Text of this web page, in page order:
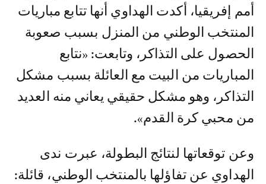
أمم إفريقيا، أكدت الهداوي أنها تتابع مباريات
المنتخب الوطني من المنزل بسبب صعوبة
الحصول على التذاكر، وتابعت: «نتابع
المباريات من البيت مع العائلة بسبب مشكل
التذاكر، وهو مشكل حقيقي يعاني منه العديد
من محبي كرة القدم».
وعن توقعاتها لنتائج البطولة، عبرت ندى
الهداوي عن تفاؤلها بالمنتخب الوطني، قائلة: